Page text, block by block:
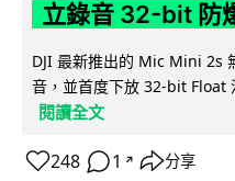
立錄音 32-bit 防
DJI 最新推出的 Mic Mini 2s
音，並首度下放 32-bit Float
閱讀全文
248 1 ↗ 分享